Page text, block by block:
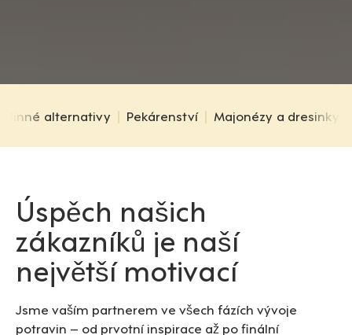
alternativy | Pekárenství | Majonézy a dresinky
Úspěch našich
zákazníků je naší
největší motivací
Jsme vaším partnerem ve všech fázích vývoje
potravin – od prvotní inspirace až po finální